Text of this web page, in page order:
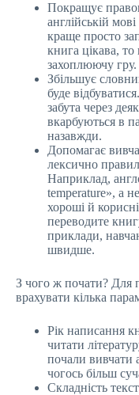
Покращує
англійській мові
краще просто
книга цікава,
захоплюючу гру.
Збільшує
буде
забута через
вкарбуються в
назавжди.
Допомагає
лексично
Наприклад,
temperature», а
хороші й
переводите
приклади,
швидше.
З чого ж почати? Для
врахувати кілька
Рік написання
читати
почали вивчати
чогось більш
Складність